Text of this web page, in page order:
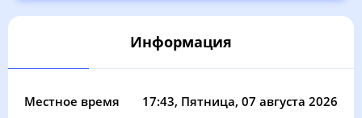
03:27 05:03 12:04 15:57 19:04 20:33
05:06 12:04 15:55 20:29
Информация
Местное время 17:43, Пятница, 07 августа 2026